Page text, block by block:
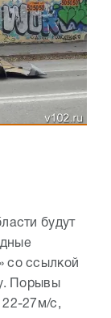
будут
со ссылкой
Порывы
22-27м/с,